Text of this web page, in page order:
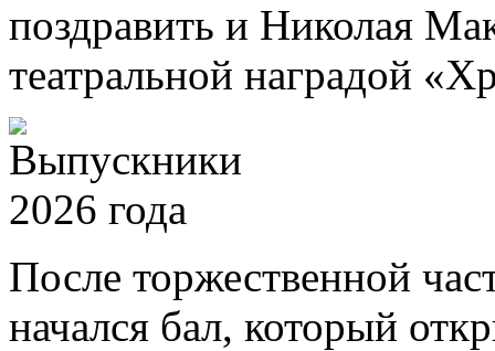
поздравить и Николая
театральной наградой
После торжественной
начался бал, который